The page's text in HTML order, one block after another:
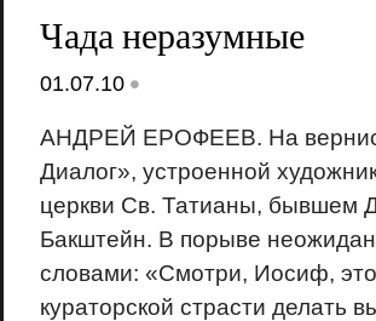
Чада неразумные
01.07.10 •
АНДРЕЙ ЕРОФЕЕВ. На
Диалог», устроенной
церкви Св. Татианы, бывшем
Бакштейн. В порыве
словами: «Смотри, Иосиф,
кураторской страсти делать